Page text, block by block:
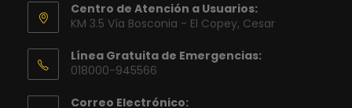
Centro de Atención a Usuarios:
KM 3.5 Vía Bosconia - El Copey, Cesar
Línea Gratuita de Emergencias:
018000-945566
Correo Electrónico: